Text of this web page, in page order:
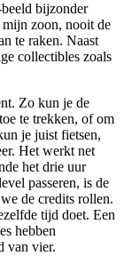
bijzonder
zoon, nooit de
te raken. Naast
collectibles zoals
Zo kun je de
te trekken, of om
je juist fietsen,
Het werkt net
het drie uur
passeren, is de
de credits rollen.
tijd doet. Een
hebben
van vier.